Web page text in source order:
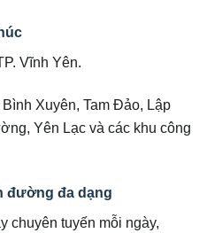
Vĩnh Yên.
Xuyên, Tam Đảo, Lập
Yên Lạc và các khu công
đường đa dạng
chuyên tuyến mỗi ngày,